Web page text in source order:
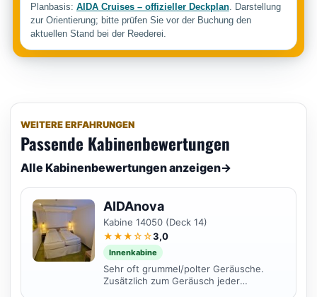
Planbasis: AIDA Cruises – offizieller Deckplan. Darstellung
zur Orientierung; bitte prüfen Sie vor der Buchung den
aktuellen Stand bei der Reederei.
WEITERE ERFAHRUNGEN
Passende Kabinenbewertungen
Alle Kabinenbewertungen anzeigen→
AIDAnova
Kabine 14050 (Deck 14)
★★★☆☆3,0
Innenkabine
Sehr oft grummel/polter Geräusche.
Zusätzlich zum Geräusch jeder